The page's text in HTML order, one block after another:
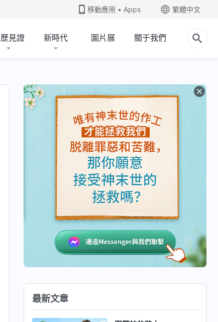
移動應用 • Apps 繁體中文
見證 新時代 圖片展 關于我們
最新文章